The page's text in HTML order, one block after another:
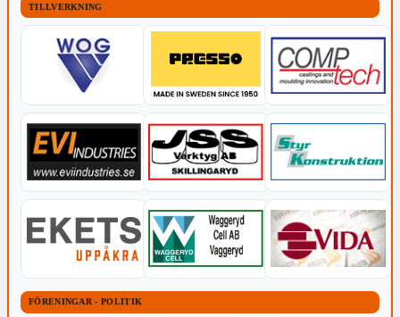
TILLVERKNING
FÖRENINGAR - POLITIK